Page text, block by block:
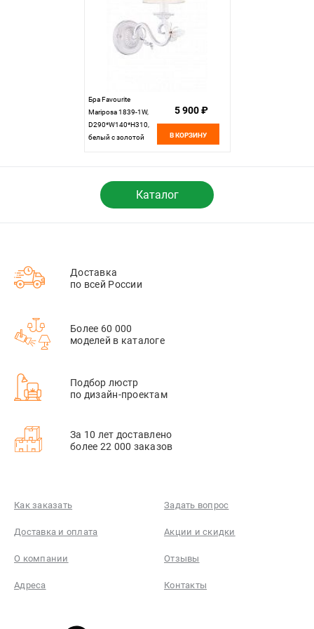
Бра Favourite
Mariposa 1839-1W,
D290*W140*H310,
белый с золотой
5 900 ₽
В КОРЗИНУ
Каталог
Доставка
по всей России
Более 60 000
моделей в каталоге
Подбор люстр
по дизайн-проектам
За 10 лет доставлено
более 22 000 заказов
Как заказать Задать вопрос
Доставка и оплата Акции и скидки
О компании Отзывы
Адреса Контакты